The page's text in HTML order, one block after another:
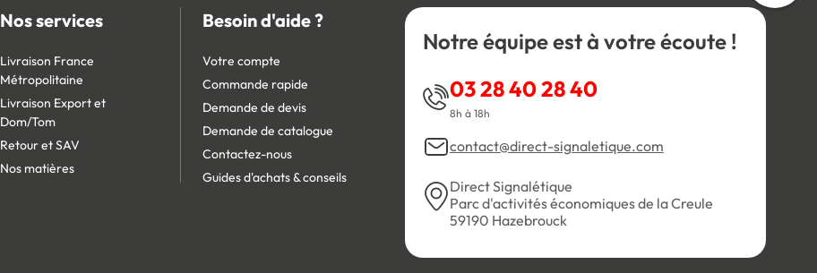
Nos services
Livraison France
Métropolitaine
Livraison Export et
Dom/Tom
Retour et SAV
Nos matières
Besoin d'aide ?
Votre compte
Commande rapide
Demande de devis
Demande de catalogue
Contactez-nous
Guides d'achats & conseils
Notre équipe est à votre écoute !
03 28 40 28 40
8h à 18h
contact@direct-signaletique.com
Direct Signalétique
Parc d'activités économiques de la Creule
59190 Hazebrouck